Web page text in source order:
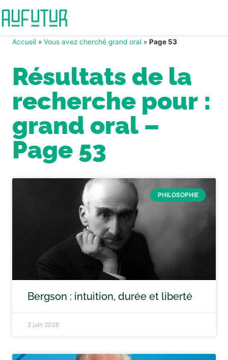
Accueil » Vous avez cherché grand oral » Page 53
Résultats de la
recherche pour :
grand oral –
Page 53
PHILOSOPHIE
Bergson : intuition, durée et liberté
2 juin 2026